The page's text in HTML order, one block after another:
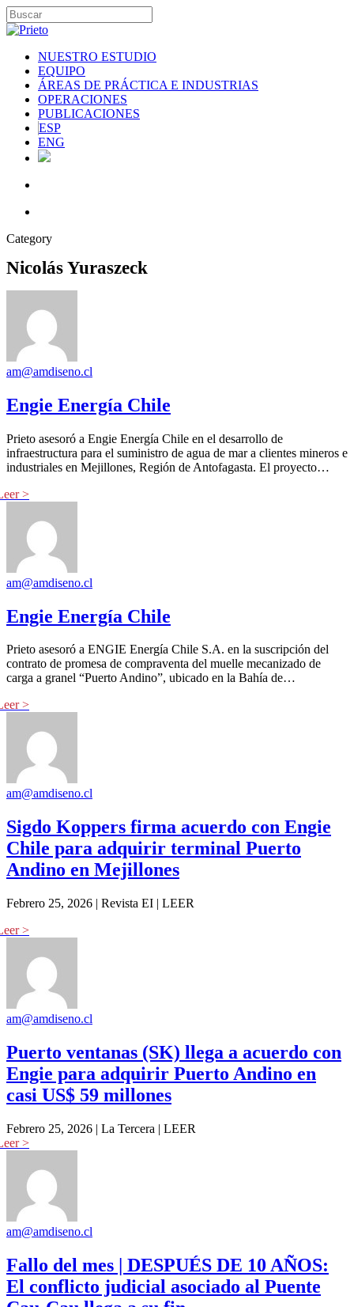
NUESTRO ESTUDIO
EQUIPO
ÁREAS DE PRÁCTICA E INDUSTRIAS
OPERACIONES
PUBLICACIONES
ESP
ENG
Category
Nicolás Yuraszeck
am@amdiseno.cl
Engie Energía Chile
Prieto asesoró a Engie Energía Chile en el desarrollo de
infraestructura para el suministro de agua de mar a clientes mineros e
industriales en Mejillones, Región de Antofagasta. El proyecto…
am@amdiseno.cl
Engie Energía Chile
Prieto asesoró a ENGIE Energía Chile S.A. en la suscripción del
contrato de promesa de compraventa del muelle mecanizado de
carga a granel “Puerto Andino”, ubicado en la Bahía de…
am@amdiseno.cl
Sigdo Koppers firma acuerdo con Engie
Chile para adquirir terminal Puerto
Andino en Mejillones
Febrero 25, 2026 | Revista EI | LEER
am@amdiseno.cl
Puerto ventanas (SK) llega a acuerdo con
Engie para adquirir Puerto Andino en
casi US$ 59 millones
Febrero 25, 2026 | La Tercera | LEER
am@amdiseno.cl
Fallo del mes | DESPUÉS DE 10 AÑOS:
El conflicto judicial asociado al Puente